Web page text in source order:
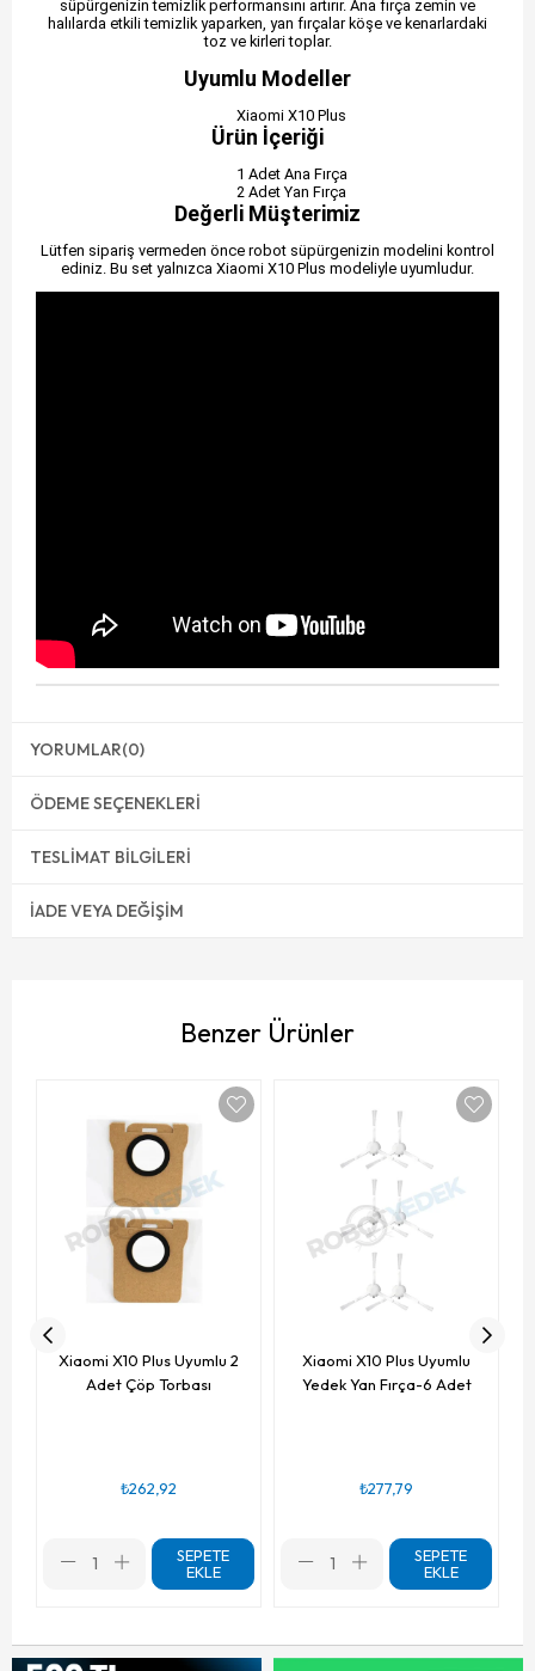
süpürgenizin temizlik performansını artırır. Ana fırça zemin ve
halılarda etkili temizlik yaparken, yan fırçalar köşe ve kenarlardaki
toz ve kirleri toplar.
Uyumlu Modeller
Xiaomi X10 Plus
Ürün İçeriği
1 Adet Ana Fırça
2 Adet Yan Fırça
Değerli Müşterimiz
Lütfen sipariş vermeden önce robot süpürgenizin modelini kontrol
ediniz. Bu set yalnızca Xiaomi X10 Plus modeliyle uyumludur.
YORUMLAR(0)
ÖDEME SEÇENEKLERI
TESLIMAT BILGILERI
İADE VEYA DEĞIŞIM
Benzer Ürünler
Xiaomi X10 Plus Uyumlu 2
Adet Çöp Torbası
₺262,92
SEPETE
EKLE
Xiaomi X10 Plus Uyumlu
Yedek Yan Fırça-6 Adet
₺277,79
SEPETE
EKLE